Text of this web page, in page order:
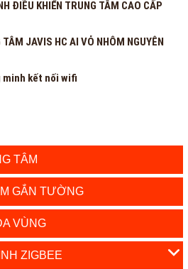
ĐIỀU KHIỂN TRUNG TÂM CAO CẤP
JAVIS HC AI VỎ NHÔM NGUYÊN
minh kết nối wifi
TÂM
GẮN TƯỜNG
VÙNG
ZIGBEE